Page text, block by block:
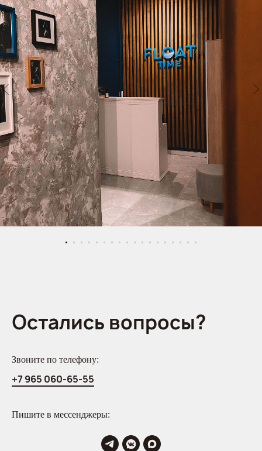
Остались вопросы?
Звоните по телефону:
+7 965 060-65-55
Пишите в мессенджеры: